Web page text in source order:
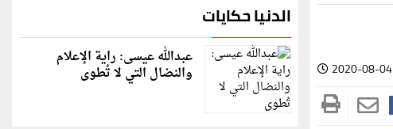
2020-08-04
الدنيا حكايات
عبدالله عيسى: راية الإعلام
والنضال التي لا تُطوى